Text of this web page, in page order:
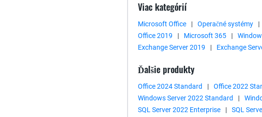
Viac kategórií
Microsoft Office | Operačné systémy |
Office 2019
| Microsoft 365 |
Exchange Server 2019
| Exchange
Ďalšie produkty
Office 2024 Standard | Office 2022
Windows Server 2022 Standard
|
SQL Server 2022 Enterprise
| SQL